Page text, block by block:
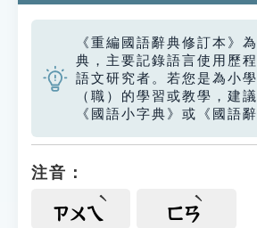
《重編國語辭典修訂本》
典，主要記錄語言使用歷
語文研究者。若您是為小
（職）的學習或教學，建
《國語小字典》或《國語
注音：
ㄗㄨㄟ ㄈㄢ